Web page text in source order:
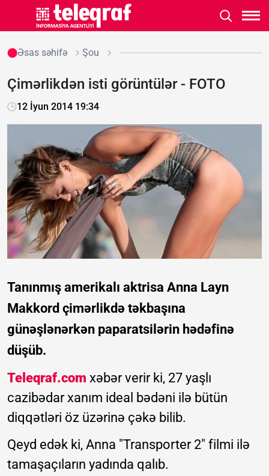
Əsas səhifə Şou
Çimərlikdən isti görüntülər - FOTO
12 İyun 2014 19:34
Tanınmış amerikalı aktrisa Anna Layn
Makkord çimərlikdə təkbaşına
günəşlənərkən paparatsilərin hədəfinə
düşüb.
Teleqraf.com xəbər verir ki, 27 yaşlı
cazibədar xanım ideal bədəni ilə bütün
diqqətləri öz üzərinə çəkə bilib.
Qeyd edək ki, Anna "Transporter 2" filmi ilə
tamaşaçıların yadında qalıb.